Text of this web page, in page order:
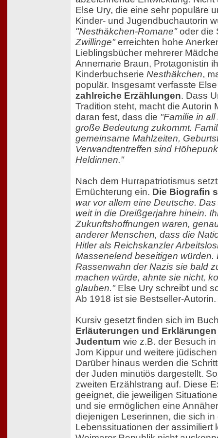
Else Ury, die eine sehr populäre
Kinder- und Jugendbuchautorin
"Nesthäkchen-Romane"oder die
Zwillinge"erreichten hohe
Lieblingsbücher mehrerer
Annemarie Braun, Protagonistin
Kinderbuchserie Nesthäkchen,
populär. Insgesamt verfasste
zahlreiche Erzählungen. Dass
Tradition steht, macht die Autorin
daran fest, dass die "Familie in
große Bedeutung zukommt.
gemeinsame Mahlzeiten,
Verwandtentreffen sind
Heldinnen."
Nach dem Hurrapatriotismus
Ernüchterung ein. Die Biografin
war vor allem eine Deutsche.
weit in die Dreißgerjahre hinein.
Zukunftshoffnungen waren,
anderer Menschen, dass die
Hitler als Reichskanzler
Massenelend beseitigen würden.
Rassenwahn der Nazis sie bald
machen würde, ahnte sie nicht,
glauben."Else Ury schreibt und
Ab 1918 ist sie Bestseller-Autorin.
Kursiv gesetzt finden sich im
Erläuterungen und
Judentum wie z.B. der Besuch
Jom Kippur und weitere
Darüber hinaus werden die
der Juden minutiös dargestellt.
zweiten Erzählstrang auf. Diese
geeignet, die jeweiligen
und sie ermöglichen eine
diejenigen Leserinnen, die sich in
Lebenssituationen der assimiliert